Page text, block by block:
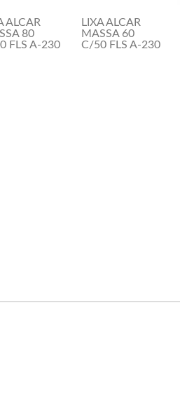
ALCAR
80
FLS A-230
LIXA ALCAR
MASSA 60
C/50 FLS A-230